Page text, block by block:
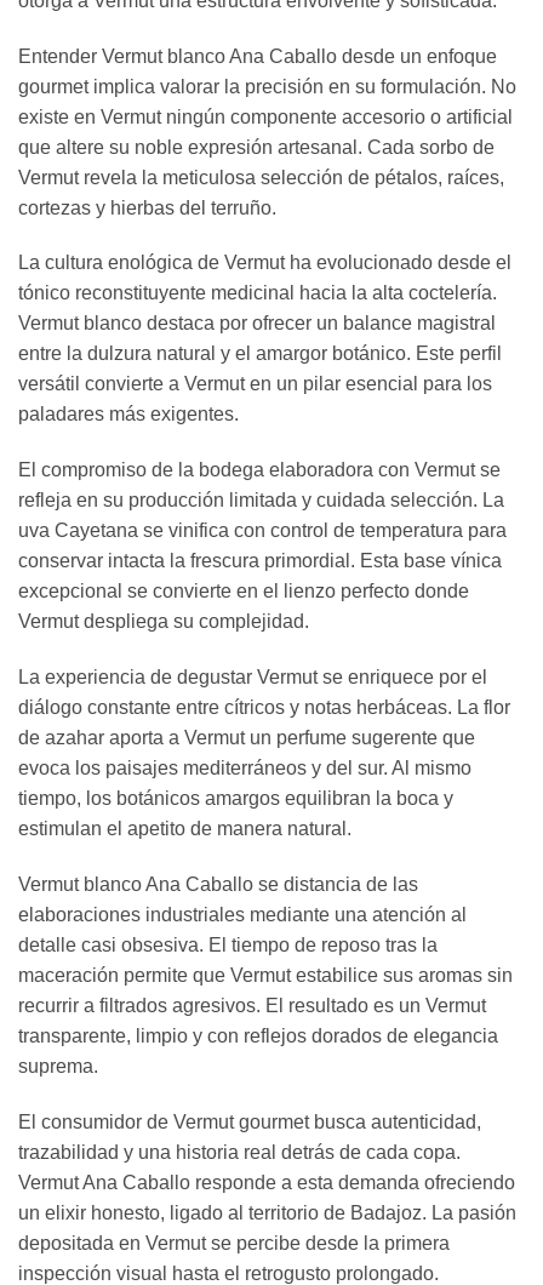
Entender Vermut blanco Ana Caballo desde un enfoque
gourmet implica valorar la precisión en su formulación. No
existe en Vermut ningún componente accesorio o artificial
que altere su noble expresión artesanal. Cada sorbo de
Vermut revela la meticulosa selección de pétalos, raíces,
cortezas y hierbas del terruño.
La cultura enológica de Vermut ha evolucionado desde el
tónico reconstituyente medicinal hacia la alta coctelería.
Vermut blanco destaca por ofrecer un balance magistral
entre la dulzura natural y el amargor botánico. Este perfil
versátil convierte a Vermut en un pilar esencial para los
paladares más exigentes.
El compromiso de la bodega elaboradora con Vermut se
refleja en su producción limitada y cuidada selección. La
uva Cayetana se vinifica con control de temperatura para
conservar intacta la frescura primordial. Esta base vínica
excepcional se convierte en el lienzo perfecto donde
Vermut despliega su complejidad.
La experiencia de degustar Vermut se enriquece por el
diálogo constante entre cítricos y notas herbáceas. La flor
de azahar aporta a Vermut un perfume sugerente que
evoca los paisajes mediterráneos y del sur. Al mismo
tiempo, los botánicos amargos equilibran la boca y
estimulan el apetito de manera natural.
Vermut blanco Ana Caballo se distancia de las
elaboraciones industriales mediante una atención al
detalle casi obsesiva. El tiempo de reposo tras la
maceración permite que Vermut estabilice sus aromas sin
recurrir a filtrados agresivos. El resultado es un Vermut
transparente, limpio y con reflejos dorados de elegancia
suprema.
El consumidor de Vermut gourmet busca autenticidad,
trazabilidad y una historia real detrás de cada copa.
Vermut Ana Caballo responde a esta demanda ofreciendo
un elixir honesto, ligado al territorio de Badajoz. La pasión
depositada en Vermut se percibe desde la primera
inspección visual hasta el retrogusto prolongado.